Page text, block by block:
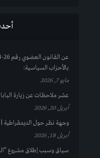
بالأحزاب السياسية:
مايو 7, 2026
عشر ملاحظات عن زيارة البابا
أبريل 20, 2026
وجهة نظر حول الديمقراطية
أبريل 18, 2026
سياق وسبب إطلاق مشروع